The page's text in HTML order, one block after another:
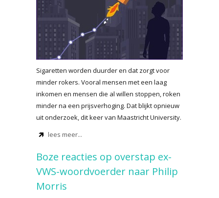
Sigaretten worden duurder en dat zorgt voor
minder rokers. Vooral mensen met een laag
inkomen en mensen die al willen stoppen, roken
minder na een prijsverhoging. Dat blijkt opnieuw
uit onderzoek, dit keer van Maastricht University.
lees meer...
Boze reacties op overstap ex-
VWS-woordvoerder naar Philip
Morris